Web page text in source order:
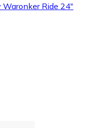
Waronker Ride 24"